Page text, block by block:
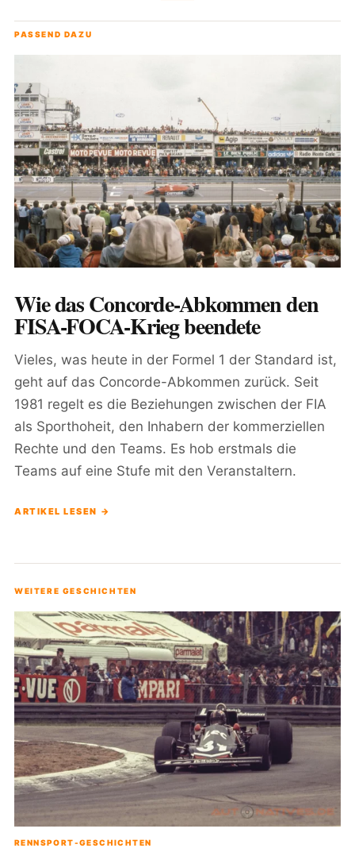
PASSEND DAZU
Wie das Concorde-Abkommen den
FISA-FOCA-Krieg beendete
Vieles, was heute in der Formel 1 der Standard ist,
geht auf das Concorde-Abkommen zurück. Seit
1981 regelt es die Beziehungen zwischen der FIA
als Sporthoheit, den Inhabern der kommerziellen
Rechte und den Teams. Es hob erstmals die
Teams auf eine Stufe mit den Veranstaltern.
ARTIKEL LESEN →
WEITERE GESCHICHTEN
RENNSPORT-GESCHICHTEN